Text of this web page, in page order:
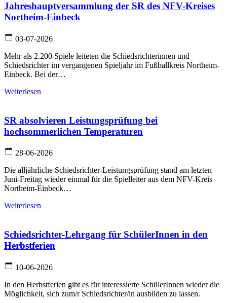
Jahreshauptversammlung der SR des NFV-Kreises
Northeim-Einbeck
03-07-2026
Mehr als 2.200 Spiele leiteten die Schiedsrichterinnen und
Schiedsrichter im vergangenen Spieljahr im Fußballkreis Northeim-
Einbeck. Bei der…
Weiterlesen
SR absolvieren Leistungsprüfung bei
hochsommerlichen Temperaturen
28-06-2026
Die alljährliche Schiedsrichter-Leistungsprüfung stand am letzten
Juni-Freitag wieder einmal für die Spielleiter aus dem NFV-Kreis
Northeim-Einbeck…
Weiterlesen
Schiedsrichter-Lehrgang für SchülerInnen in den
Herbstferien
10-06-2026
In den Herbstferien gibt es für interessierte SchülerInnen wieder die
Möglichkeit, sich zum/r Schiedsrichter/in ausbilden zu lassen.